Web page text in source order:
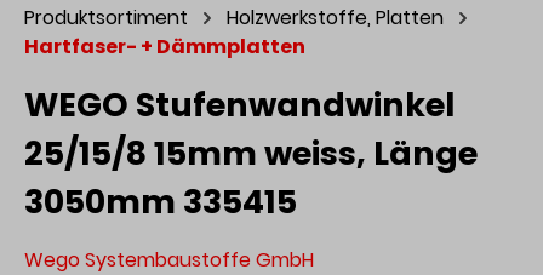
Produktsortiment
Holzwerkstoffe, Platten
Hartfaser- + Dämmplatten
WEGO Stufenwandwinkel
25/15/8 15mm weiss, Länge
3050mm 335415
Wego Systembaustoffe GmbH